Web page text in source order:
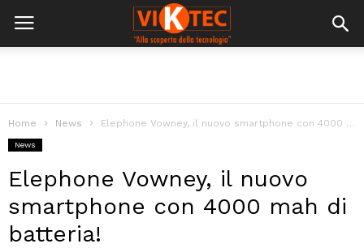
Home News Elephone Vowney, il nuovo smartphone con 4000 mah di batteria!
News
Elephone Vowney, il nuovo
smartphone con 4000 mah di
batteria!